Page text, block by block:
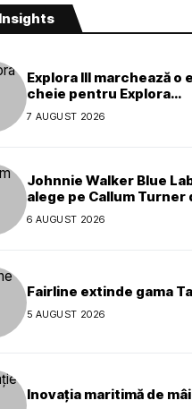
Explora III marchează o
cheie pentru Explora
Journeys
7 AUGUST 2026
Johnnie Walker Blue
alege pe Callum Turner
noul ambasador global al
mărcii
6 AUGUST 2026
Fairline extinde gama
5 AUGUST 2026
Inovația maritimă de